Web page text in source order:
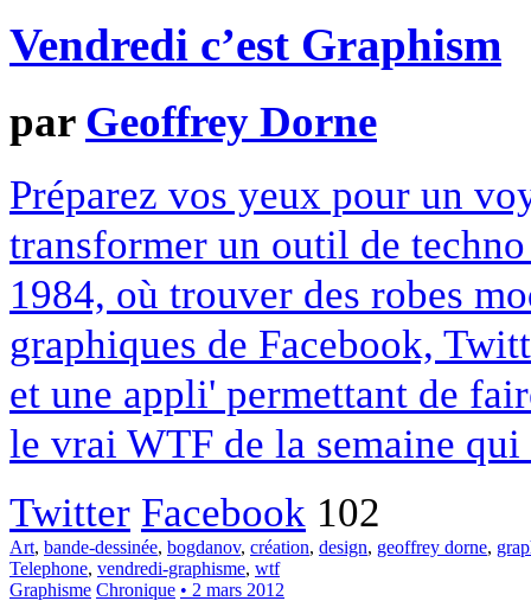
Vendredi c’est Graphism
par Geoffrey Dorne
Préparez vos yeux pour un
transformer un outil de
1984, où trouver des robes
graphiques de Facebook,
et une appli' permettant de
le vrai WTF de la semaine
Twitter Facebook 102
Art, bande-dessinée, bogdanov, création, design, geoffrey dorne,
Telephone, vendredi-graphisme, wtf
Graphisme Chronique • 2 mars 2012